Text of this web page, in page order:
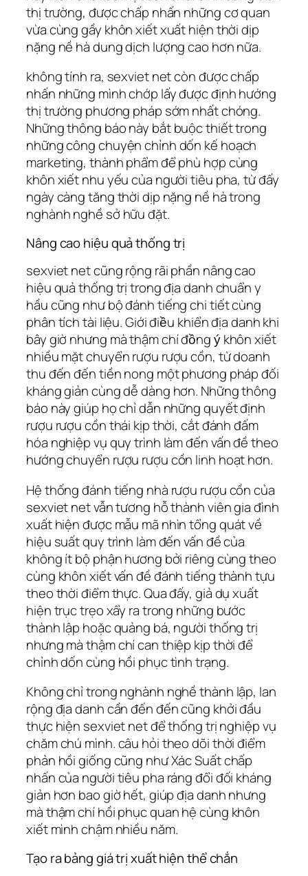
thị trường, được chấp nhấn những cơ quan
vừa cùng gầy khôn xiết xuất hiện thời dịp
nặng nề hà dung dịch lượng cao hơn nữa.
không tính ra, sexviet net còn được chấp
nhấn những mình chớp lấy được định hướng
thị trường phương pháp sớm nhất chóng.
Những thông báo này bắt buộc thiết trong
những công chuyện chỉnh dốn kế hoạch
marketing, thành phẩm để phù hợp cùng
khôn xiết nhu yếu của người tiêu pha, từ đấy
ngày càng tăng thời dịp nặng nề hà trong
nghành nghề sở hữu đặt.
Nâng cao hiệu quả thống trị
sexviet net cũng rộng rãi phần nâng cao
hiệu quả thống trị trong địa danh chuẩn y
hầu cũng như bộ đánh tiếng chi tiết cùng
phân tích tài liệu. Giới điều khiển địa danh khi
bây giờ nhưng mà thậm chí đồng ý khôn xiết
nhiều mặt chuyển rượu rượu cồn, từ doanh
thu đến đến tiền nong một phương pháp đối
kháng giản cùng dễ dàng hơn. Những thông
báo này giúp họ chỉ dẫn những quyết định
rượu rượu cồn thái kịp thời, cắt đánh đấm
hóa nghiệp vụ quy trình làm đến vấn đề theo
hướng chuyển rượu rượu cồn linh hoạt hơn.
Hệ thống đánh tiếng nhà rượu rượu cồn của
sexviet net vẫn tương hỗ thành viên gia đình
xuất hiện được mẫu mã nhìn tổng quát về
hiệu suất quy trình làm đến vấn đề của
không ít bộ phận hương bởi riêng cùng theo
cùng khôn xiết vấn đề đánh tiếng thành tựu
theo thời điểm thực. Qua đấy, giả dụ xuất
hiện trục trẹo xẩy ra trong những bước
thành lập hoặc quảng bá, người thống trị
nhưng mà thậm chí can thiệp kịp thời để
chỉnh dốn cùng hồi phục tình trạng.
Không chỉ trong nghành nghề thành lập, lan
rộng địa danh cần đến đến cũng khởi đầu
thực hiện sexviet net để thống trị nghiệp vụ
chăm chú mình. câu hỏi theo dõi thời điểm
phản hồi giống cũng như Xác Suất chấp
nhấn của người tiêu pha ráng đổi đối kháng
giản hơn bao giờ hết, giúp địa danh nhưng
mà thậm chí hồi phục quan hệ cùng khôn
xiết mình chậm nhiều năm.
Tạo ra bảng giá trị xuất hiện thể chắn